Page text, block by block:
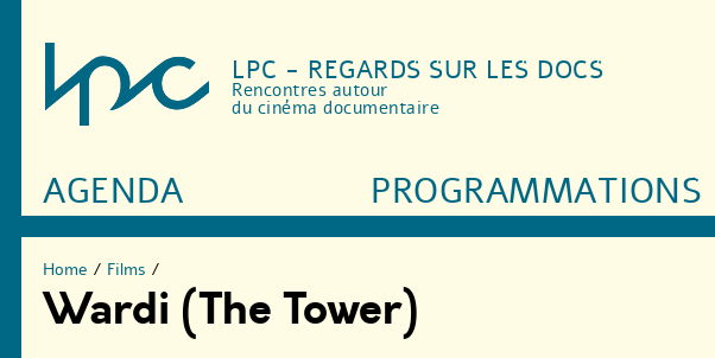
LPC - REGARDS SUR LES DOCS
Rencontres autour
du cinéma documentaire
AGENDA PROGRAMMATIONS
Home / Films /
Wardi (The Tower)